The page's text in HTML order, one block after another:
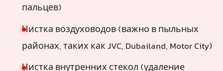
пальцев)
Чистка воздуховодов (важно в пыльных
районах, таких как JVC, Dubailand, Motor City)
Чистка внутренних стекол (удаление